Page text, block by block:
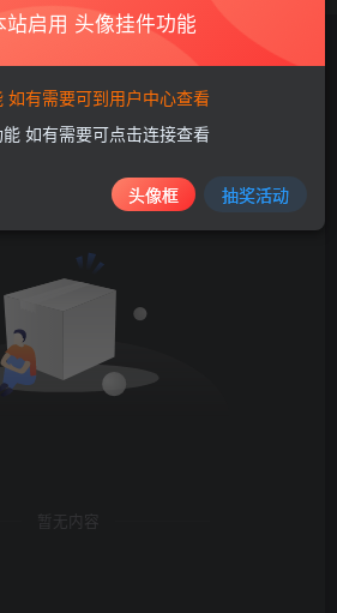
2 版块0 帖子0 粉丝0
暂无内容
站启用 头像挂件功能
如有需要可到用户中心查看
如有需要可点击连接查看
头像框 抽奖活动